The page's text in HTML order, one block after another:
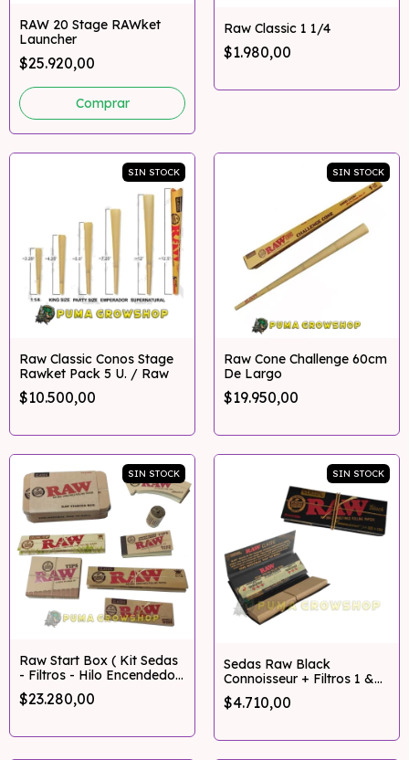
RAW 20 Stage RAWket
Launcher
$25.920,00
Raw Classic 1 1/4
$1.980,00
SIN STOCK
Raw Classic Conos Stage
Rawket Pack 5 U. / Raw
$10.500,00
SIN STOCK
Raw Cone Challenge 60cm
De Largo
$19.950,00
SIN STOCK
Raw Start Box ( Kit Sedas
- Filtros - Hilo Encendedor
)
$23.280,00
SIN STOCK
Sedas Raw Black
Connoisseur + Filtros 1 &
1/4
$4.710,00